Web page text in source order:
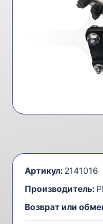
Артикул: 2141016
Производитель:
Возврат или